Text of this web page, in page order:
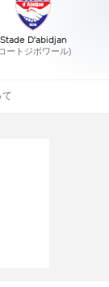
Stade D'abidjan
ートジボワール)
て